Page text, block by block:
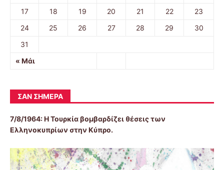
« Μάι
17
18 19 20 21 22
23
24
25 26 27 28 29
30
31
ΣΑΝ ΣΉΜΕΡΑ
7/8/1964: Η Τουρκία βομβαρδίζει θέσεις των
Ελληνοκυπρίων στην Κύπρο.